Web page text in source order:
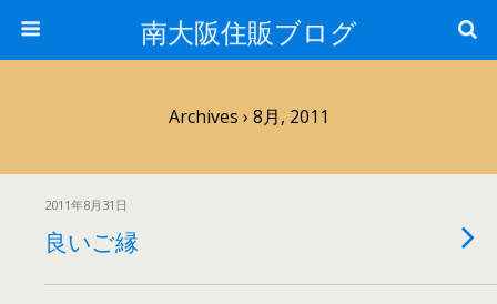
南大阪住販ブログ
Archives › 8月, 2011
2011年8月31日
良いご縁